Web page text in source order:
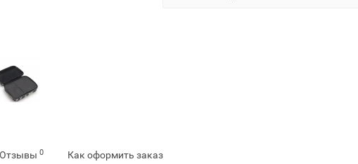
Отзывы 0 Как оформить заказ